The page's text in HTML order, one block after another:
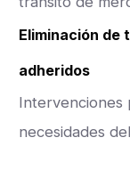
Eliminación de
adheridos
Intervenciones
necesidades